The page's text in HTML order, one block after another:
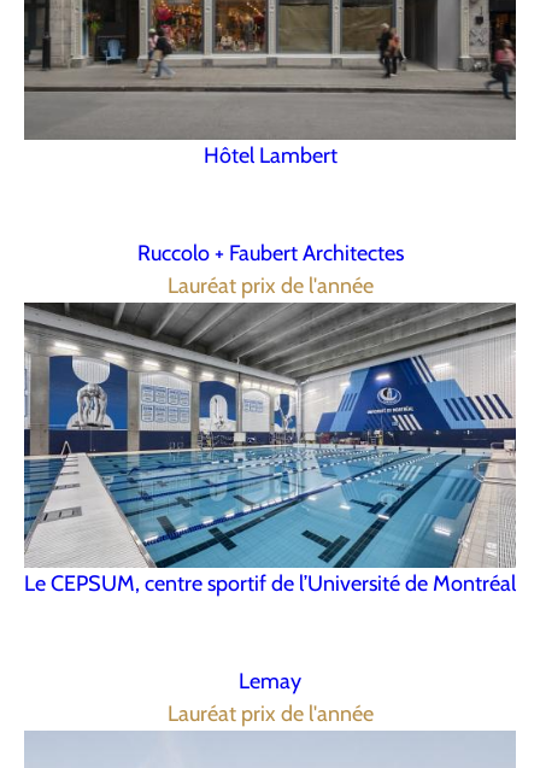
Hôtel Lambert
Ruccolo + Faubert Architectes
Lauréat prix de l'année
Le CEPSUM, centre sportif de l’Université de Montréal
Lemay
Lauréat prix de l'année